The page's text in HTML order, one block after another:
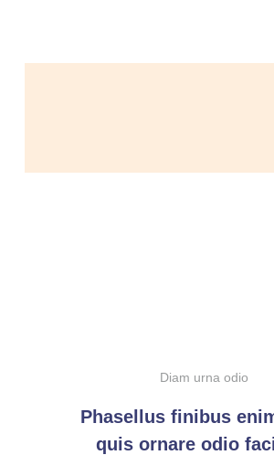
Diam urna odio
Phasellus finibus
quis ornare odio